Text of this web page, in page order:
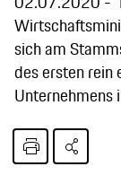
sich am
des ersten rein
Unternehmens